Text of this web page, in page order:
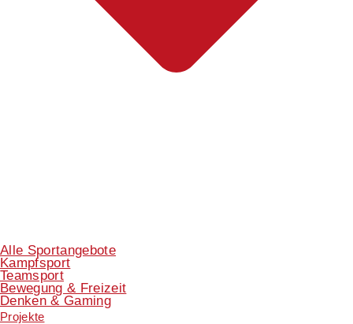
Alle Sportangebote
Kampfsport
Teamsport
Bewegung & Freizeit
Denken & Gaming
Projekte